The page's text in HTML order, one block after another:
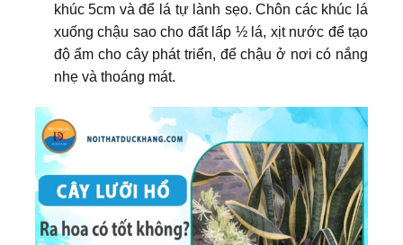
khúc 5cm và để lá tự lành sẹo. Chôn các khúc lá
xuống chậu sao cho đất lấp ½ lá, xịt nước để tạo
độ ẩm cho cây phát triển, để chậu ở nơi có nắng
nhẹ và thoáng mát.